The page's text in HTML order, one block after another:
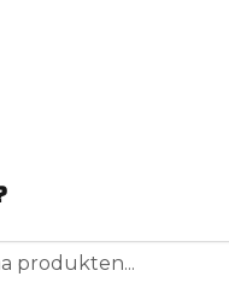
produkten...